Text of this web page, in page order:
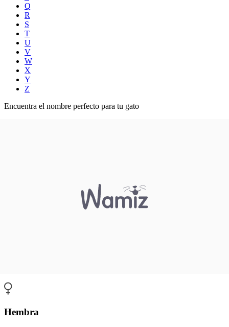
Q
R
S
T
U
V
W
X
Y
Z
Encuentra el nombre perfecto para tu gato
Hembra